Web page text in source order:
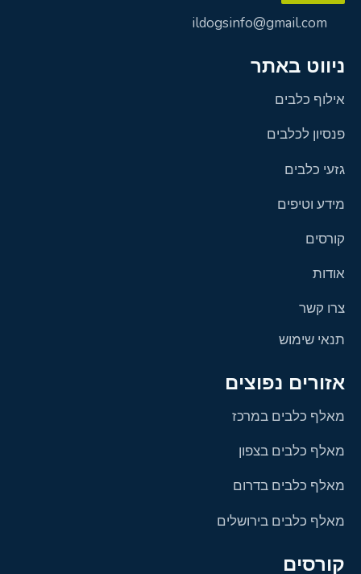
ildogsinfo@gmail.com
ניווט באתר
אילוף כלבים
פנסיון לכלבים
גזעי כלבים
מידע וטיפים
קורסים
אודות
צרו קשר
תנאי שימוש
אזורים נפוצים
מאלף כלבים במרכז
מאלף כלבים בצפון
מאלף כלבים בדרום
מאלף כלבים בירושלים
קורסים